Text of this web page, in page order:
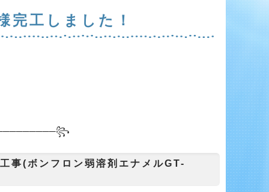
完工しました！
──────꧂
事(ボンフロン弱溶剤エナメルGT-